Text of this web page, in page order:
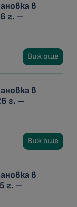
в
г. –
Виж още
в
г. –
Виж още
в
г. –